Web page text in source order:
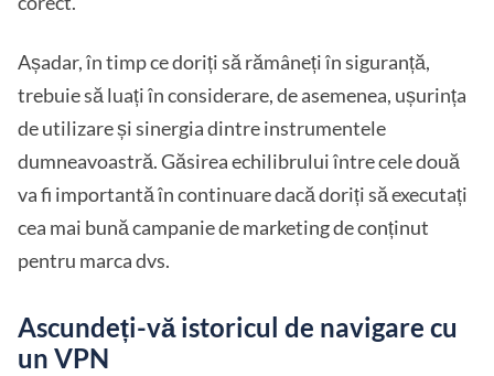
Așadar, în timp ce doriți să rămâneți în siguranță,
trebuie să luați în considerare, de asemenea, ușurința
de utilizare și sinergia dintre instrumentele
dumneavoastră. Găsirea echilibrului între cele două
va fi importantă în continuare dacă doriți să executați
cea mai bună campanie de marketing de conținut
pentru marca dvs.
Ascundeți-vă istoricul de navigare cu
un VPN